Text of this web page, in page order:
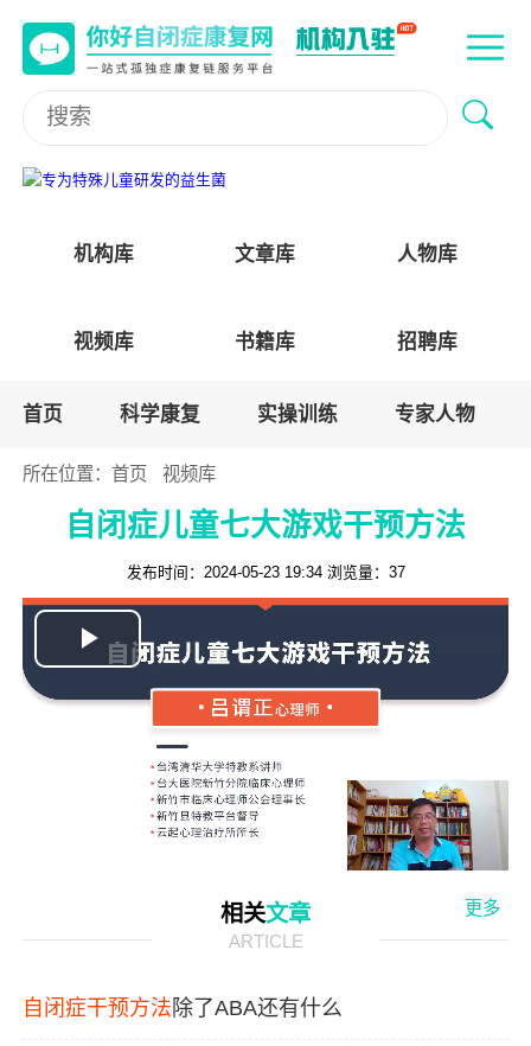
机构库 文章库 人物库
视频库 书籍库 招聘库
首页 科学康复 实操训练 专家人物
所在位置：首页 视频库
自闭症儿童七大游戏干预方法
发布时间：2024-05-23 19:34浏览量： 37
Play
Video
相关文章
ARTICLE
更多
自闭症干预方法 除了ABA还有什么